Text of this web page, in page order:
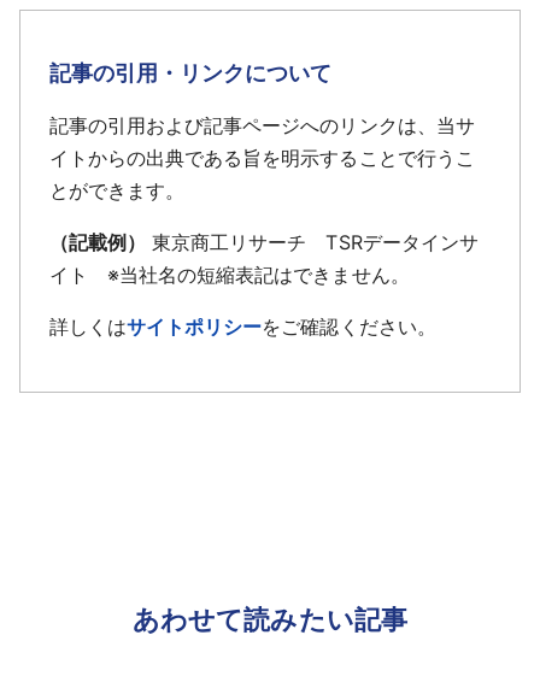
記事の引用・リンクについて
記事の引用および記事ページへのリンクは、当サ
イトからの出典である旨を明示することで行うこ
とができます。
（記載例）
東京商工リサーチ TSRデータインサ
イト ※当社名の短縮表記はできません。
詳しくはサイトポリシーをご確認ください。
あわせて読みたい記事